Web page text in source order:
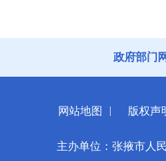
政府部门
网站地图 | 版权声
主办单位：张掖市人